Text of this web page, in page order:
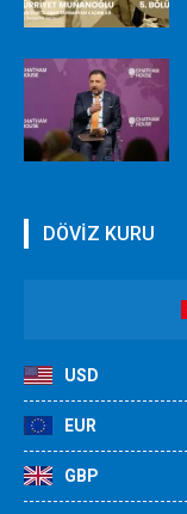
DÖVİZ KURU
USD
EUR
GBP